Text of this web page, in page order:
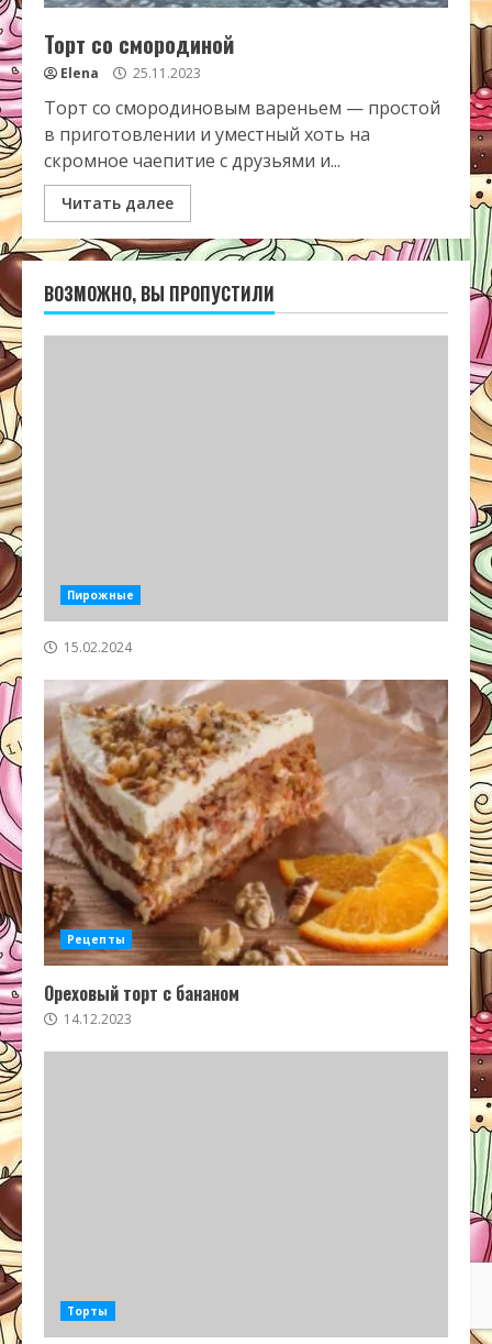
Торт со смородиной
Elena 25.11.2023
Торт со смородиновым вареньем — простой
в приготовлении и уместный хоть на
скромное чаепитие с друзьями и...
Читать далее
ВОЗМОЖНО, ВЫ ПРОПУСТИЛИ
Пирожные
15.02.2024
Рецепты
Ореховый торт с бананом
14.12.2023
Торты